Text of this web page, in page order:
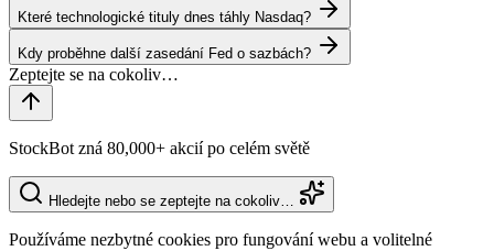
Které technologické tituly dnes táhly Nasdaq?
Kdy proběhne další zasedání Fed o sazbách?
StockBot zná 80,000+ akcií po celém světě
Hledejte nebo se zeptejte na cokoliv…
Používáme nezbytné cookies pro fungování webu a volitelné